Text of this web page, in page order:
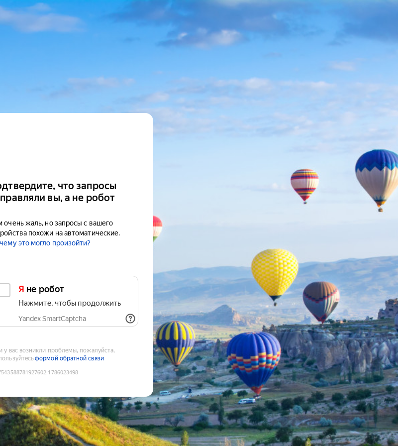
что запросы
вы, а не робот
очень жаль, но запросы с вашего
похожи на автоматические.
это могло произойти?
Я не робот
Нажмите, чтобы продолжить
Yandex SmartCaptcha
у вас возникли проблемы, пожалуйста,
формой обратной связи
:1786023498